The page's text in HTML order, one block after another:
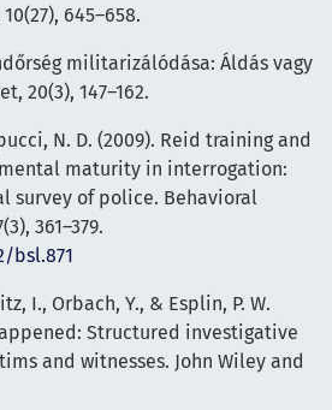
645–658.
militarizálódása: Áldás vagy
20(3), 147–162.
N. D. (2009). Reid training and
maturity in interrogation:
survey of police. Behavioral
361–379.
bsl.871
I., Orbach, Y., & Esplin, P. W.
Structured investigative
and witnesses. John Wiley and